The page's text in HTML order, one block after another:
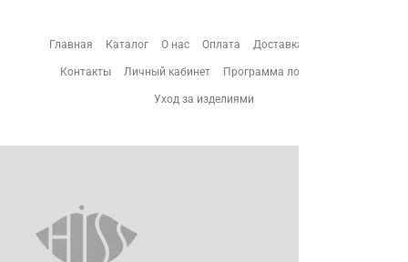
Главная Каталог О нас Оплата Доставка
Контакты Личный кабинет Программа лояльности
Уход за изделиями